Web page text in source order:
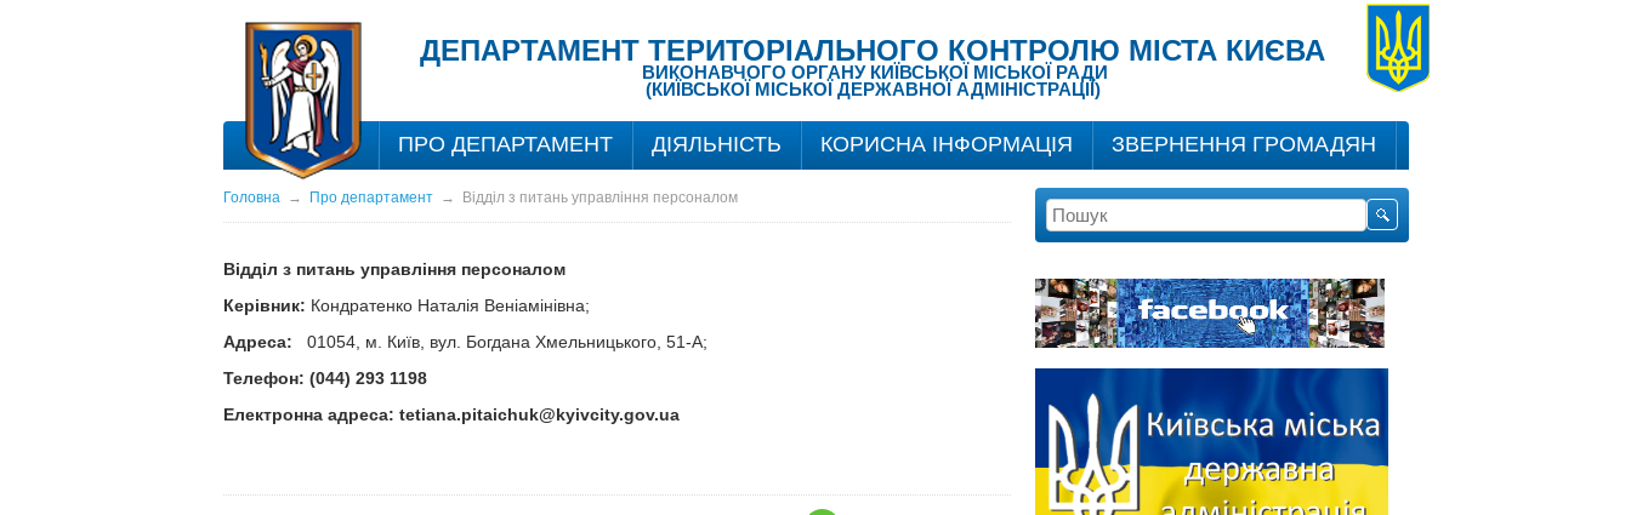
ДЕПАРТАМЕНТ ТЕРИТОРІАЛЬНОГО КОНТРОЛЮ МІСТА КИЄВА
ВИКОНАВЧОГО ОРГАНУ КИЇВСЬКОЇ МІСЬКОЇ РАДИ
(КИЇВСЬКОЇ МІСЬКОЇ ДЕРЖАВНОЇ АДМІНІСТРАЦІЇ)
ПРО ДЕПАРТАМЕНТ ДІЯЛЬНІСТЬ КОРИСНА ІНФОРМАЦІЯ ЗВЕРНЕННЯ ГРОМАДЯН
Головна→ Про департамент→ Відділ з питань управління персоналом
Відділ з питань управління персоналом
Керівник: Кондратенко Наталія Веніамінівна;
Адреса:
01054, м. Київ, вул. Богдана Хмельницького, 51-А;
Телефон: (044) 293 1198
Електронна адреса: tetiana.pitaichuk@kyivcity.gov.ua